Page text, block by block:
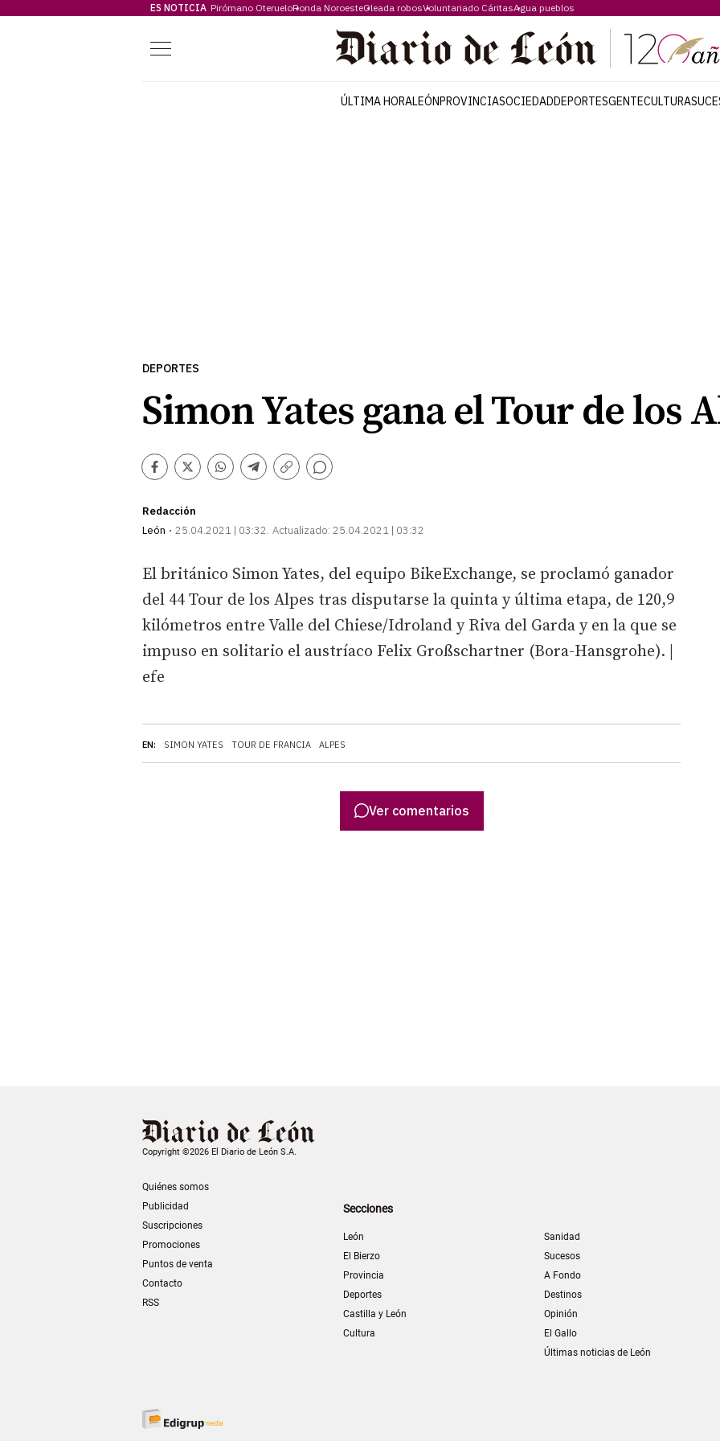
ES NOTICIA Pirómano OterueloRonda NoroesteOleada robosVoluntariado CáritasAgua pueblos
Menú
ÚLTIMA HORALEÓNPROVINCIASOCIEDADDEPORTESGENTECULTURA
DEPORTES
Simon Yates gana el Tour de los
Facebook
TwitterWhatsapp
Telegram
Copiar
Comentarios
Redacción
León
25.04.2021 | 03:32 Actualizado: 25.04.2021 | 03:32
EN: SIMON YATES TOUR DE FRANCIA ALPES
El británico Simon Yates, del equipo BikeExchange, se proclamó ganador
del 44 Tour de los Alpes tras disputarse la quinta y última etapa, de 120,9
kilómetros entre Valle del Chiese/Idroland y Riva del Garda y en la que se
impuso en solitario el austríaco Felix Großschartner (Bora-Hansgrohe). |
efe
Ver comentarios
Copyright ©2026 El Diario de León S.A.
Quiénes somos
Publicidad
Suscripciones
Promociones
Puntos de venta
Contacto
RSS
Secciones
León
El Bierzo
Provincia
Deportes
Castilla y León
Cultura
Sanidad
Sucesos
A Fondo
Destinos
Opinión
El Gallo
Últimas noticias de León